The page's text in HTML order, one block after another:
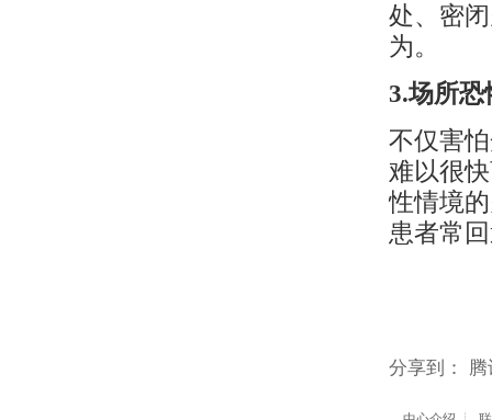
处、密
为。
3.场所恐
不仅害
难以很
性情境
患者常
分享到：